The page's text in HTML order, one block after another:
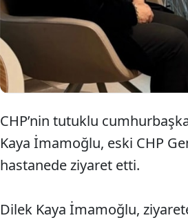
CHP’nin tutuklu
Kaya İmamoğlu, eski CHP
hastanede ziyaret etti.
Dilek Kaya İmamoğlu,